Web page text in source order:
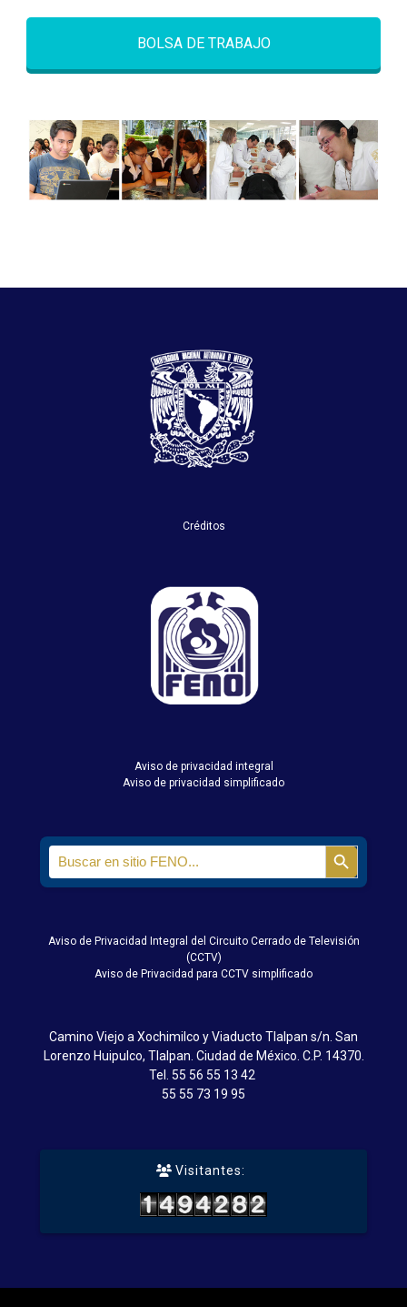
BOLSA DE TRABAJO
Créditos
Aviso de privacidad integral
Aviso de privacidad simplificado
Search
for:
Search
Aviso de Privacidad Integral del Circuito Cerrado de Televisión
(CCTV)
Aviso de Privacidad para CCTV simplificado
Camino Viejo a Xochimilco y Viaducto Tlalpan s/n. San
Lorenzo Huipulco, Tlalpan. Ciudad de México. C.P. 14370.
Tel. 55 56 55 13 42
55 55 73 19 95
Visitantes: